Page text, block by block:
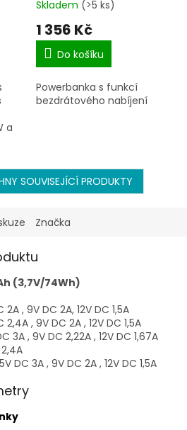
a
Skladem (>5 ks)
1 356 Kč
Do košíku
Powerbanka s funkcí
bezdrátového nabíjení
SOUVISEJÍCÍ PRODUKTY
Značka
(3,7V/74Wh)
, 9V DC 2A, 12V DC 1,5A
, 9V DC 2A , 12V DC 1,5A
3A , 9V DC 2,22A , 12V DC 1,67A
DC 3A , 9V DC 2A , 12V DC 1,5A